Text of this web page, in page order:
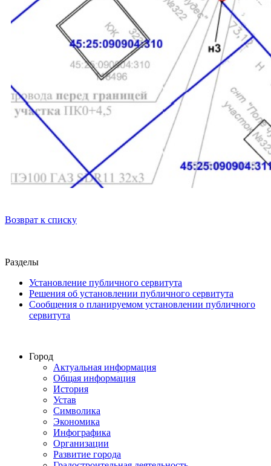
Возврат к списку
Разделы
Установление публичного сервитута
Решения об установлении публичного сервитута
Сообщения о планируемом установлении публичного
сервитута
Город
Актуальная информация
Общая информация
История
Устав
Символика
Экономика
Инфографика
Организации
Развитие города